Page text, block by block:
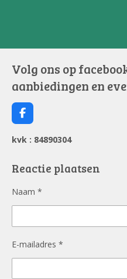
Volg ons op
aanbiedingen en
F
a
c
e
o
kvk : 84890304
Reactie plaatsen
Naam *
E-mailadres *